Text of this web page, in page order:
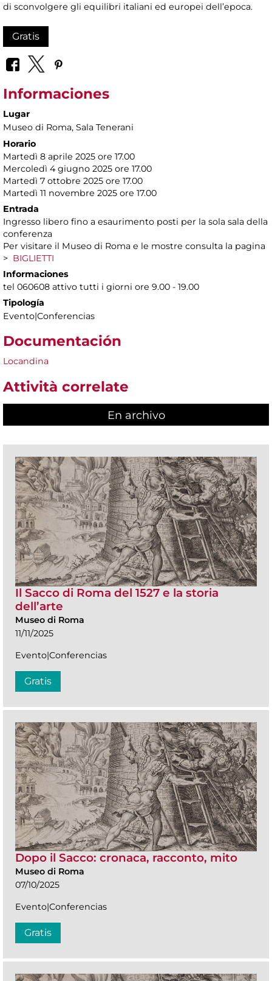
di sconvolgere gli equilibri italiani ed europei dell’epoca.
Gratis
Informaciones
Lugar
Museo di Roma, Sala Tenerani
Horario
Martedì 8 aprile 2025 ore 17.00
Mercoledì 4 giugno 2025 ore 17.00
Martedì 7 ottobre 2025 ore 17.00
Martedì 11 novembre 2025 ore 17.00
Entrada
Ingresso libero fino a esaurimento posti per la sola sala della
conferenza
Per visitare il Museo di Roma e le mostre consulta la pagina
> BIGLIETTI
Informaciones
tel 060608 attivo tutti i giorni ore 9.00 - 19.00
Tipología
Evento|Conferencias
Documentación
Locandina
Attività correlate
En archivo
Il Sacco di Roma del 1527 e la storia
dell’arte
Museo di Roma
11/11/2025
Evento|Conferencias
Gratis
Dopo il Sacco: cronaca, racconto, mito
Museo di Roma
07/10/2025
Evento|Conferencias
Gratis